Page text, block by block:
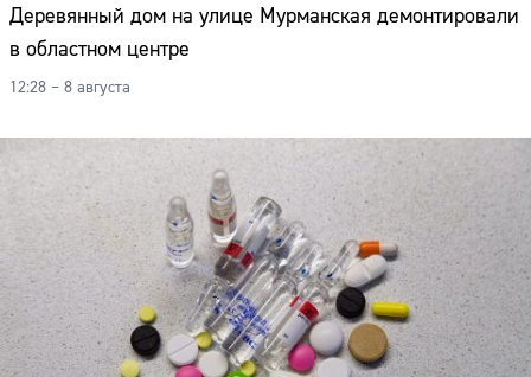
Деревянный дом на улице Мурманская демонтировали
в областном центре
12:28 – 8 августа